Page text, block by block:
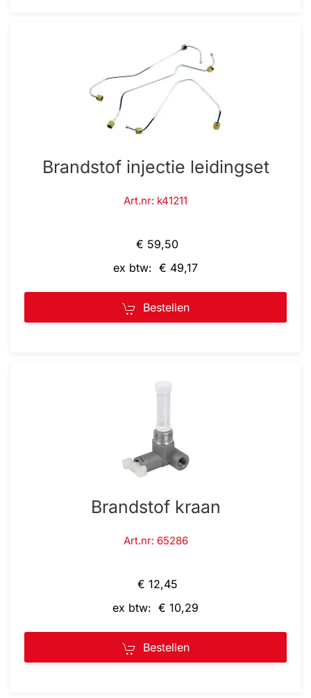
Brandstof injectie leidingset
Art.nr: k41211
€ 59,50
ex btw: € 49,17
Bestellen
Brandstof kraan
Art.nr: 65286
€ 12,45
ex btw: € 10,29
Bestellen